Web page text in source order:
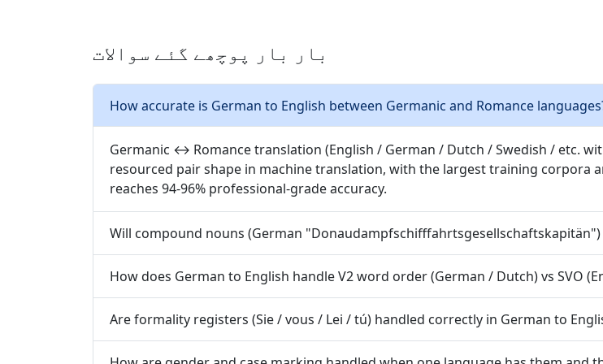
بار بار پوچھے گئے سوالات
How accurate is German to English between Germanic and Romance
Germanic ↔ Romance translation (English / German / Dutch / Swedish / etc.
resourced pair shape in machine translation, with the largest training corpora
reaches 94-96% professional-grade accuracy.
Will compound nouns (German
How does German to English handle V2 word order (German / Dutch) vs SVO
Are formality registers (Sie / vous / Lei / tú) handled correctly in German to